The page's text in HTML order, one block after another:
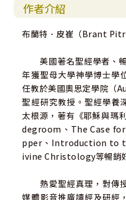
（聖方濟沙勿略傳教修會會
「論述清晰有力，見解
者、暢銷天主教作家
「認識最後晚餐、耶穌
讀者以全新眼光探究聖體
im Gray）／美國聖經學者
「以引人入勝、說服力
為何成為耶穌默西亞使命
聖事如何實現末世救恩
作者介紹
布蘭特．皮崔（Brant
美國著名聖經學者、暢
年獲聖母大學神學博士學
任教於美國奧思定學院
聖經研究教授。聖經學養
太根源，著有《耶穌與瑪
degroom、The Case
pper、Introduction to
ivine Christology等暢銷
熱愛聖經真理，對傳授
媒體影音推廣讀經及研經